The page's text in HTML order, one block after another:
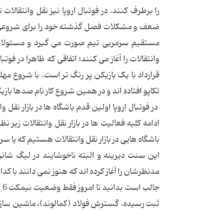
را برطرف کنند. در فوتبال اروپا نیز نقل
ضعف و مشکلات فصل گذشته خود را برای شروعی
مستقیم سرمربی تیم صورت می گیرد و
وانتقالات را آغاز می کنند؛ اتفاقی که ظاهرا در
قرارداد با یک بازیکن پر رنگ تر است. با شروع
تکاپو افتاده اند و در همین شروع کار نام صدها
در فوتبال اروپا اولین قدم باشگاه ها در بازار
ادامه کلیه فعالیت ها در بازار نقل وانتقالات
باشگاه هایی در بازار نقل وانتقالات هستیم که
این سنت دیرینه و البته ناخوشایند در لیگ
مدنظرشان را آغاز کرده اند که هنوز نمی دانند با
ثبت رسیده. گسترش فولاد (کمالوند)، ماشین